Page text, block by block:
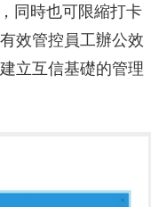
同時也可限縮打卡
效管控員工辦公效
立互信基礎的管理